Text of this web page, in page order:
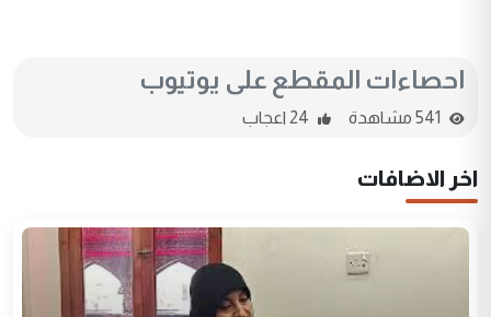
احصاءات المقطع على يوتيوب
اخر الاضافات